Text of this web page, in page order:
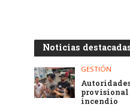
Noticias
GESTIÓN
provisional
incendio